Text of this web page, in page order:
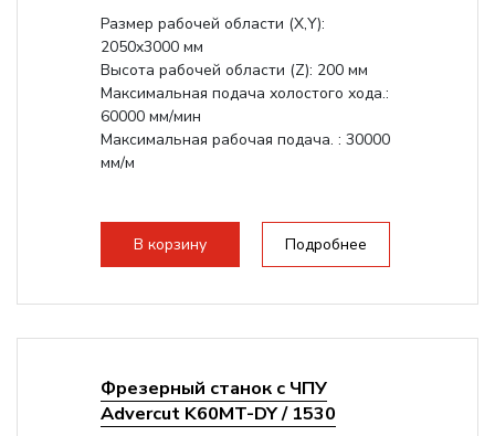
Размер рабочей области (Х,Y):
2050x3000 мм
Высота рабочей области (Z): 200 мм
Максимальная подача холостого хода.:
60000 мм/мин
Максимальная рабочая подача. : 30000
мм/м
В корзину Подробнее
Фрезерный станок с ЧПУ
Advercut K60MT-DY / 1530